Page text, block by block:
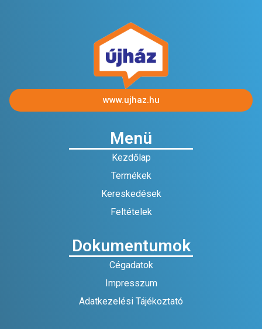
www.ujhaz.hu
Menü
Kezdőlap
Termékek
Kereskedések
Feltételek
Dokumentumok
Cégadatok
Impresszum
Adatkezelési Tájékoztató